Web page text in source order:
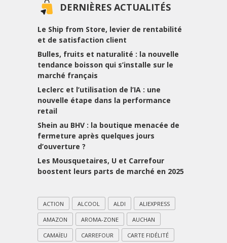
DERNIÈRES ACTUALITÉS
Le Ship from Store, levier de rentabilité
et de satisfaction client
Bulles, fruits et naturalité : la nouvelle
tendance boisson qui s’installe sur le
marché français
Leclerc et l’utilisation de l’IA : une
nouvelle étape dans la performance
retail
Shein au BHV : la boutique menacée de
fermeture après quelques jours
d’ouverture ?
Les Mousquetaires, U et Carrefour
boostent leurs parts de marché en 2025
ACTION ALCOOL ALDI ALIEXPRESS
AMAZON AROMA-ZONE AUCHAN
CAMAÏEU CARREFOUR CARTE FIDÉLITÉ